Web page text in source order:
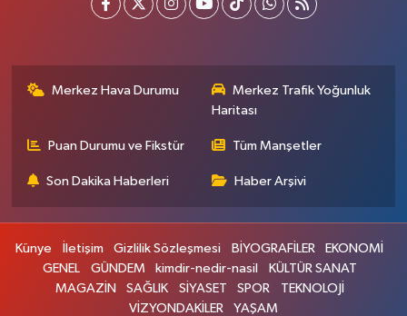
Merkez Hava Durumu
Merkez Trafik Yoğunluk
Haritası
Puan Durumu ve Fikstür Tüm Manşetler
Son Dakika Haberleri Haber Arşivi
Künye İletişim Gizlilik Sözleşmesi BİYOGRAFİLER
EKONOMİ
GENEL
GÜNDEM kimdir-nedir-nasil
KÜLTÜR SANAT
MAGAZİN
SAĞLIK SİYASET SPOR
TEKNOLOJİ
VİZYONDAKİLER
YAŞAM